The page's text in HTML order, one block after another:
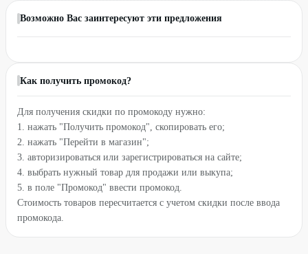
Возможно Вас заинтересуют эти предложения
Как получить промокод?
Для получения скидки по промокоду нужно:
1. нажать "Получить промокод", скопировать его;
2. нажать "Перейти в магазин";
3. авторизироваться или зарегистрироваться на сайте;
4. выбрать нужный товар для продажи или выкупа;
5. в поле "Промокод" ввести промокод.
Стоимость товаров пересчитается с учетом скидки после ввода
промокода.